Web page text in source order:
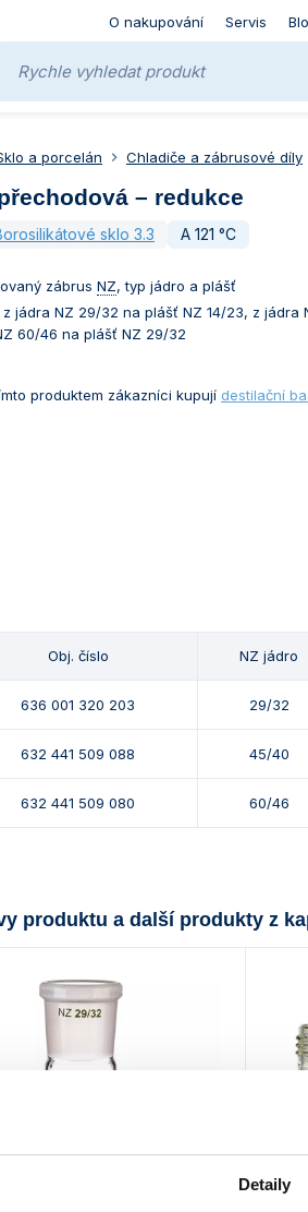
Detaily
O nakupování Servis
a porcelán Chladiče a zábrusové díly
– redukce
sklo 3.3 A 121 °C
zábrus NZ, typ jádro a plášť
jádra NZ 29/32 na plášť NZ 14/23, z
60/46 na plášť NZ 29/32
produktem zákazníci kupují destilační
Obj. číslo NZ jádro
636 001 320 203 29/32
632 441 509 088 45/40
632 441 509 080 60/46
produktu a další produkty z